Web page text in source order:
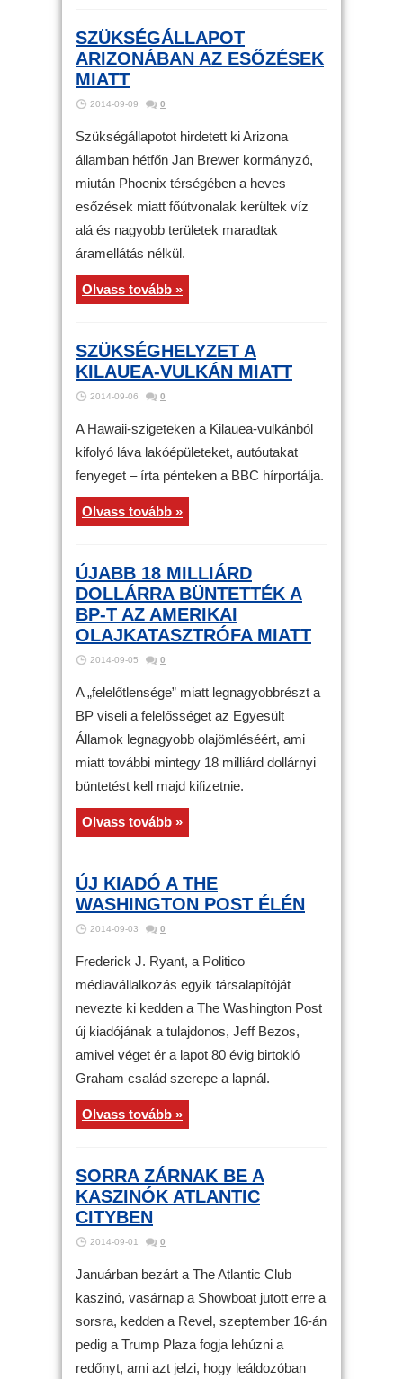
SZÜKSÉGÁLLAPOT
ARIZONÁBAN AZ ESŐZÉSEK
MIATT
2014-09-09 0
Szükségállapotot hirdetett ki Arizona
államban hétfőn Jan Brewer kormányzó,
miután Phoenix térségében a heves
esőzések miatt főútvonalak kerültek víz
alá és nagyobb területek maradtak
áramellátás nélkül.
Olvass tovább »
SZÜKSÉGHELYZET A
KILAUEA-VULKÁN MIATT
2014-09-06 0
A Hawaii-szigeteken a Kilauea-vulkánból
kifolyó láva lakóépületeket, autóutakat
fenyeget – írta pénteken a BBC hírportálja.
Olvass tovább »
ÚJABB 18 MILLIÁRD
DOLLÁRRA BÜNTETTÉK A
BP-T AZ AMERIKAI
OLAJKATASZTRÓFA MIATT
2014-09-05 0
A „felelőtlensége” miatt legnagyobbrészt a
BP viseli a felelősséget az Egyesült
Államok legnagyobb olajömléséért, ami
miatt további mintegy 18 milliárd dollárnyi
büntetést kell majd kifizetnie.
Olvass tovább »
ÚJ KIADÓ A THE
WASHINGTON POST ÉLÉN
2014-09-03 0
Frederick J. Ryant, a Politico
médiavállalkozás egyik társalapítóját
nevezte ki kedden a The Washington Post
új kiadójának a tulajdonos, Jeff Bezos,
amivel véget ér a lapot 80 évig birtokló
Graham család szerepe a lapnál.
Olvass tovább »
SORRA ZÁRNAK BE A
KASZINÓK ATLANTIC
CITYBEN
2014-09-01 0
Januárban bezárt a The Atlantic Club
kaszinó, vasárnap a Showboat jutott erre a
sorsra, kedden a Revel, szeptember 16-án
pedig a Trump Plaza fogja lehúzni a
redőnyt, ami azt jelzi, hogy leáldozóban